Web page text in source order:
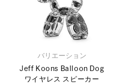
バリエーション
Jeff Koons Balloon Dog
ワイヤレス スピーカー